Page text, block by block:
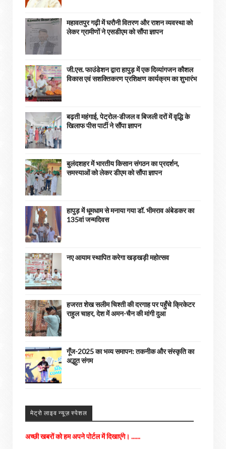
महावतपुर गढ़ी में घरौनी वितरण और राशन व्यवस्था को
लेकर ग्रामीणों ने एसडीएम को सौंपा ज्ञापन
जी.एस. फाउंडेशन द्वारा हापुड़ में एक दिव्यांगजन कौशल
विकास एवं सशक्तिकरण प्रशिक्षण कार्यक्रम का शुभारंभ
बढ़ती महंगाई, पेट्रोल-डीजल व बिजली दरों में वृद्धि के
खिलाफ पीस पार्टी ने सौंपा ज्ञापन
बुलंदशहर में भारतीय किसान संगठन का प्रदर्शन,
समस्याओं को लेकर डीएम को सौंपा ज्ञापन
हापुड़ में धूमधाम से मनाया गया डॉ. भीमराव अंबेडकर का
135वां जन्मदिवस
नए आयाम स्थापित करेगा खड़खड़ी महोत्सव
हजरत शेख सलीम चिश्ती की दरगाह पर पहुँचे क्रिकेटर
राहुल चाहर, देश में अमन-चैन की मांगी दुआ
गूँज-2025 का भव्य समापन: तकनीक और संस्कृति का
अद्भुत संगम
मेट्रो लाइव न्यूज़ स्पेशल
अच्छी खबरों को हम अपने पोर्टल में दिखाएंगे। ......
किसी भी तरह के विज्ञापन के लिए संपर्क करे